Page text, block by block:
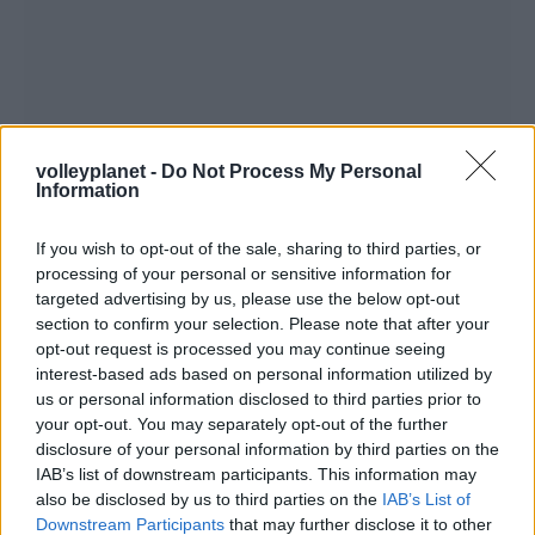
volleyplanet - Do Not Process My Personal
Information
If you wish to opt-out of the sale, sharing to third parties, or
processing of your personal or sensitive information for
targeted advertising by us, please use the below opt-out
section to confirm your selection. Please note that after your
opt-out request is processed you may continue seeing
interest-based ads based on personal information utilized by
us or personal information disclosed to third parties prior to
your opt-out. You may separately opt-out of the further
disclosure of your personal information by third parties on the
IAB’s list of downstream participants. This information may
also be disclosed by us to third parties on the IAB’s List of
Downstream Participants that may further disclose it to other